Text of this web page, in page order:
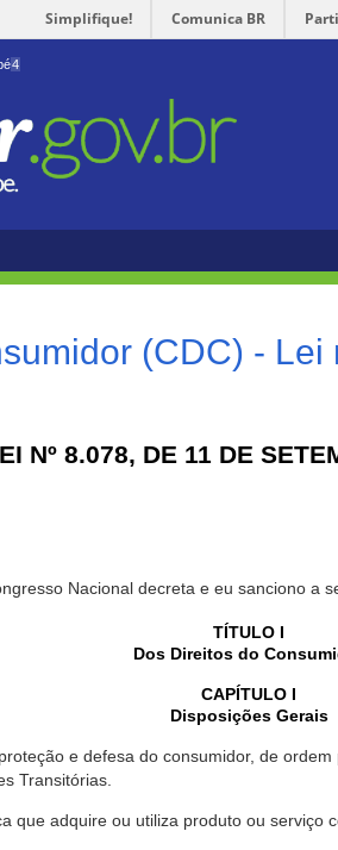
Simplifique! Comunica BR
4
(CDC) - Lei
Nº 8.078, DE 11 DE
Nacional decreta e eu sanciono a
TÍTULO I
Dos Direitos do
CAPÍTULO I
Disposições Gerais
e defesa do consumidor, de
Transitórias.
que adquire ou utiliza produto ou serviço